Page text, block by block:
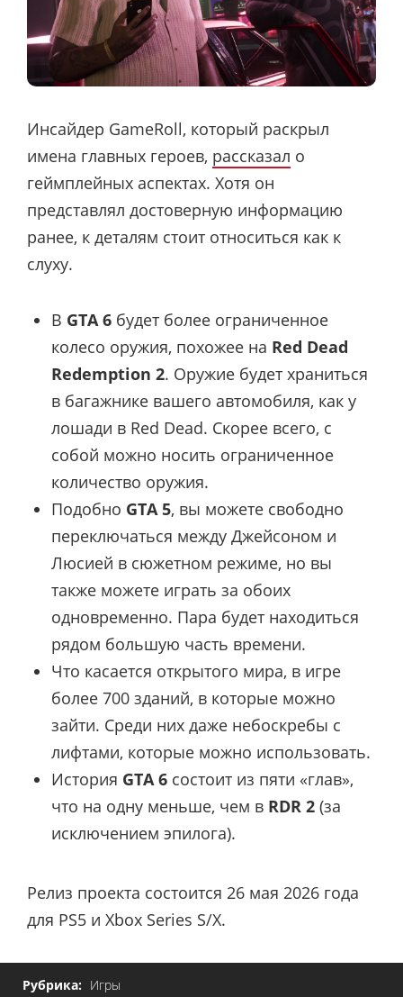
Инсайдер GameRoll, который раскрыл
имена главных героев, рассказал о
геймплейных аспектах. Хотя он
представлял достоверную информацию
ранее, к деталям стоит относиться как к
слуху.
В GTA 6 будет более ограниченное
колесо оружия, похожее на Red Dead
Redemption 2. Оружие будет храниться
в багажнике вашего автомобиля, как у
лошади в Red Dead. Скорее всего, с
собой можно носить ограниченное
количество оружия.
Подобно GTA 5, вы можете свободно
переключаться между Джейсоном и
Люсией в сюжетном режиме, но вы
также можете играть за обоих
одновременно. Пара будет находиться
рядом большую часть времени.
Что касается открытого мира, в игре
более 700 зданий, в которые можно
зайти. Среди них даже небоскребы с
лифтами, которые можно использовать.
История GTA 6 состоит из пяти «глав»,
что на одну меньше, чем в RDR 2 (за
исключением эпилога).
Релиз проекта состоится 26 мая 2026 года
для PS5 и Xbox Series S/X.
Рубрика: Игры